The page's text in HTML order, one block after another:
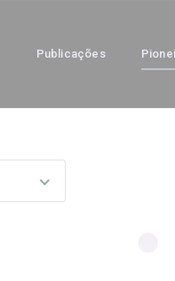
Publicações